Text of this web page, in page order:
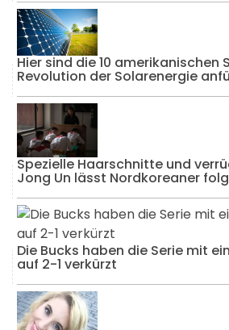
Hier sind die 10 amerikanischen
Revolution der Solarenergie
Spezielle Haarschnitte und
Jong Un lässt Nordkoreaner
Die Bucks haben die Serie mit
auf 2-1 verkürzt